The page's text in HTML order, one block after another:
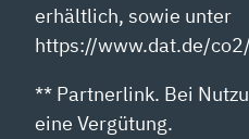
erhältlich, sowie unter
https://www.dat.de/
** Partnerlink. Bei
eine Vergütung.